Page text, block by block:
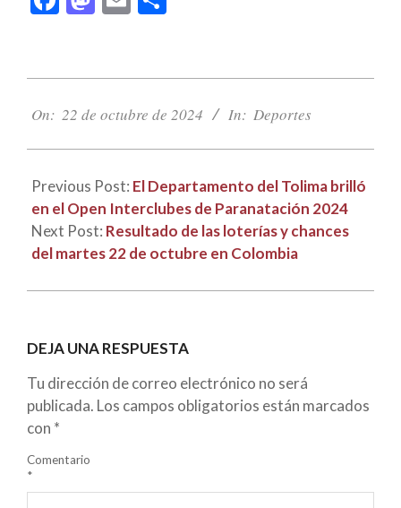
10-
On: 22 de octubre de 2024 In: Deportes
Previous Post: El Departamento del Tolima brilló
en el Open Interclubes de Paranatación 2024
Next Post: Resultado de las loterías y chances
del martes 22 de octubre en Colombia
DEJA UNA RESPUESTA
Tu dirección de correo electrónico no será
publicada. Los campos obligatorios están marcados
con *
Comentario
*